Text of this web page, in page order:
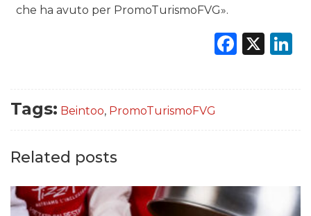
che ha avuto per PromoTurismoFVG».
X
Tags: Beintoo, PromoTurismoFVG
Related posts